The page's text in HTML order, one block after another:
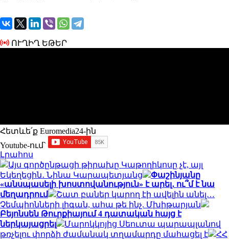
ՈՒՂԻՂ ԵԹԵՐ
Հետևե՛ք Euromedia24-ին
Youtube-ում`
Լրահոս
Այս գործընթացի թիրախը Կաթողիկոսը չէ, այլ
Եկեղեցին․ Նինա Կարապետյանց
Փաշինյանը
«անսպասելի խոստովանություն» է արել․ ու՞մ է նա
մեղադրում
Շատ բաներ կարող էի ավելին անել…
Չեմպիոնների լիգան, ահա թե ինչ. Մխիթարյան
Բեյոնսեն Թուրքիայում 4 դատական հայց է
ներկայացրել
Մարոկկոյից Սեուտա պարապլանով
թռչելու փորձի ժամանակ տղամարդը մահացել է
ՀՀ